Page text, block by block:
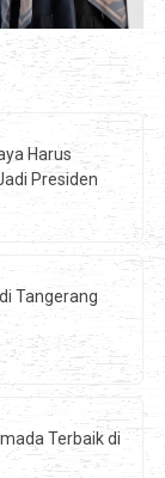
Harus
Presiden
Tangerang
Terbaik di